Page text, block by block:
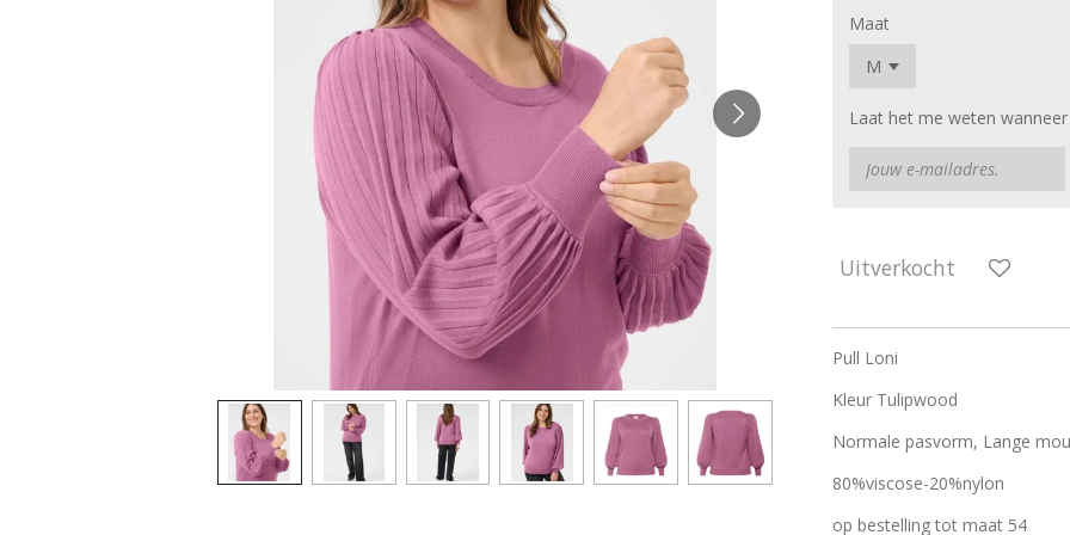
Maat
Laat het me weten
Uitverkocht
Pull Loni
Kleur Tulipwood
Normale pasvorm, Lange
80%viscose-20%nylon
op bestelling tot maat 54